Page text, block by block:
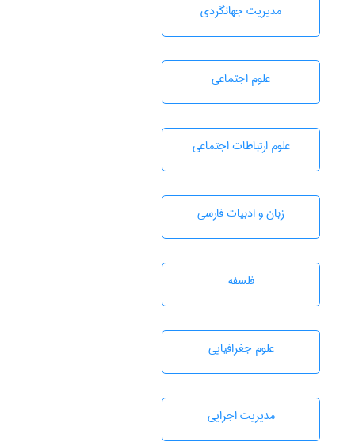
مديريت جهانگردی
علوم اجتماعی
علوم ارتباطات اجتماعی
زبان و ادبيات فارسی
فلسفه
علوم جغرافيايی
مديريت اجرايی